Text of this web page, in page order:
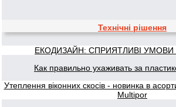
Технічні рішення
ЕКОДИЗАЙН: СПРИЯТЛИВІ
Как правильно ухаживать за
Утеплення віконних скосів - новинка в
Multipor